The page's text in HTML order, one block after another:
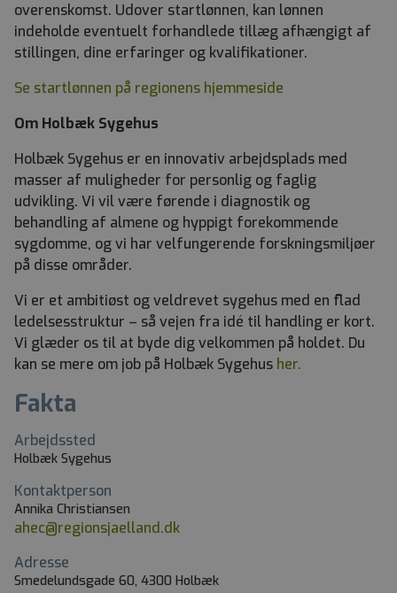
overenskomst. Udover startlønnen, kan lønnen
indeholde eventuelt forhandlede tillæg afhængigt af
stillingen, dine erfaringer og kvalifikationer.
Se startlønnen på regionens hjemmeside
Om Holbæk Sygehus
Holbæk Sygehus er en innovativ arbejdsplads med
masser af muligheder for personlig og faglig
udvikling. Vi vil være førende i diagnostik og
behandling af almene og hyppigt forekommende
sygdomme, og vi har velfungerende forskningsmiljøer
på disse områder.
Vi er et ambitiøst og veldrevet sygehus med en flad
ledelsesstruktur – så vejen fra idé til handling er kort.
Vi glæder os til at byde dig velkommen på holdet. Du
kan se mere om job på Holbæk Sygehus her.
Fakta
Arbejdssted
Holbæk Sygehus
Kontaktperson
Annika Christiansen
ahec@regionsjaelland.dk
Adresse
Smedelundsgade 60, 4300 Holbæk